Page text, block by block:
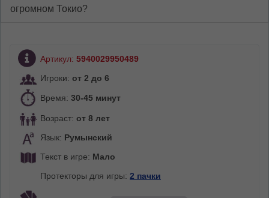
огромном Токио?
Артикул: 5940029950489
Игроки: от 2 до 6
Время: 30-45 минут
Возраст: от 8 лет
Язык: Румынский
Текст в игре: Мало
Протекторы для игры: 2 пачки